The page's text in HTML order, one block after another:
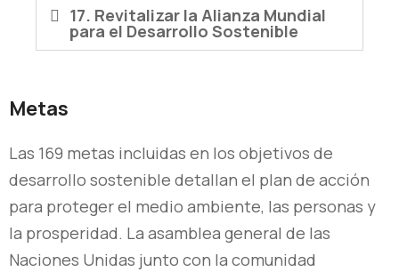
17. Revitalizar la Alianza Mundial
para el Desarrollo Sostenible
Metas
Las 169 metas incluidas en los objetivos de
desarrollo sostenible detallan el plan de acción
para proteger el medio ambiente, las personas y
la prosperidad. La asamblea general de las
Naciones Unidas junto con la comunidad